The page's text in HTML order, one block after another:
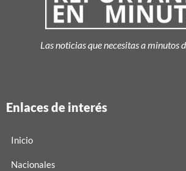
Las noticias que necesitas a minutos
Enlaces de interés
Inicio
Nacionales